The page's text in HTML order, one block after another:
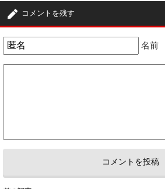
コメントを残す
名前